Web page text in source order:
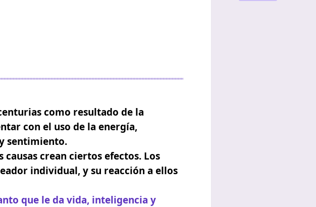
como resultado de la
con el uso de la energía,
sentimiento.
crean ciertos efectos. Los
individual, y su reacción a ellos
que le da vida, inteligencia y